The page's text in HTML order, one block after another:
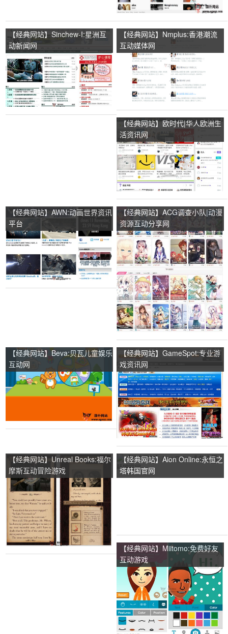
【经典网站】Sinchew-I:星洲互
动新闻网
【经典网站】Nmplus:香港潮流
互动媒体网
【经典网站】欧时代|华人欧洲生
活资讯网
【经典网站】AWN:动画世界资讯
平台
【经典网站】ACG调查小队|动漫
资源互动分享网
【经典网站】Beva:贝瓦儿童娱乐
互动网
【经典网站】GameSpot:专业游
戏资讯网
【经典网站】Unreal Books:福尔
摩斯互动冒险游戏
【经典网站】Aion Online:永恒之
塔韩国官网
【经典网站】Miitomo:免费好友
互动游戏